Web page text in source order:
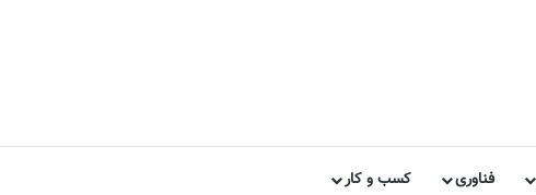
فناوری کسب و کار